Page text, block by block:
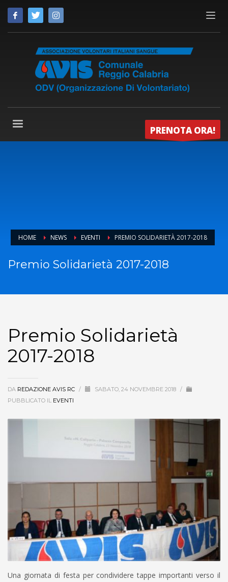
PRENOTA ORA!
HOME NEWS EVENTI PREMIO SOLIDARIETÀ 2017-2018
Premio Solidarietà 2017-2018
Premio Solidarietà
2017-2018
DA REDAZIONE AVIS RC / SABATO, 24 NOVEMBRE 2018 /
PUBBLICATO IL EVENTI
Una giornata di festa per condividere tappe importanti verso il